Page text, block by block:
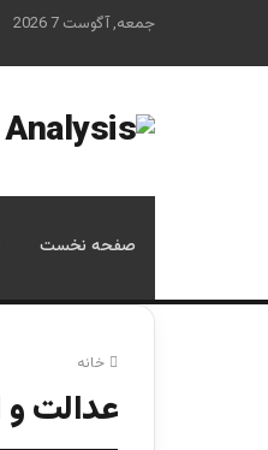
جمعه, آگوست 7 2026
صفحه نخست
خانه
عدالت